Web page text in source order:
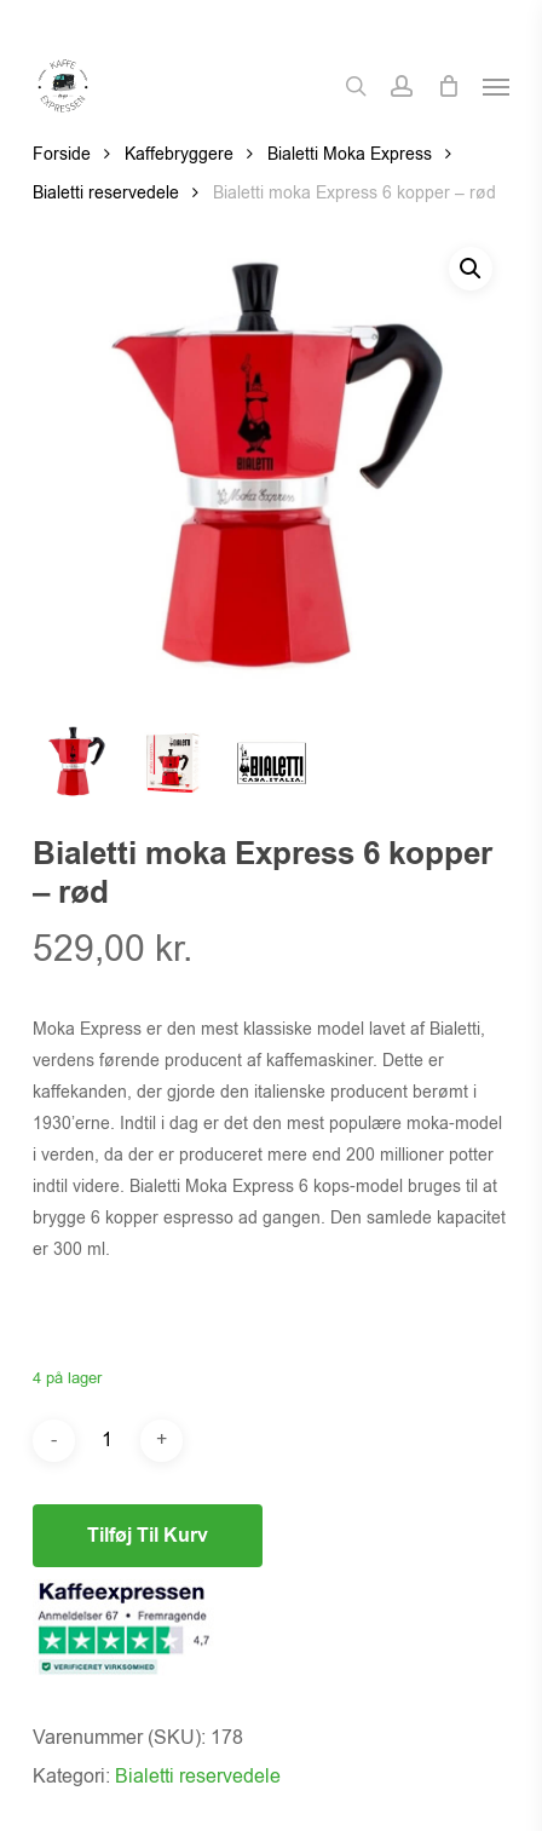
content
searchaccount
Menu
Forside Kaffebryggere
Bialetti Moka Express
Bialetti reservedele
Bialetti moka Express 6 kopper – rød
Bialetti moka Express 6 kopper
– rød
529,00 kr.
Moka Express er den mest klassiske model lavet af Bialetti,
verdens førende producent af kaffemaskiner. Dette er
kaffekanden, der gjorde den italienske producent berømt i
1930’erne. Indtil i dag er det den mest populære moka-model
i verden, da der er produceret mere end 200 millioner potter
indtil videre. Bialetti Moka Express 6 kops-model bruges til at
brygge 6 kopper espresso ad gangen. Den samlede kapacitet
er 300 ml.
4 på lager
Tilføj Til Kurv
Varenummer (SKU): 178
Kategori: Bialetti reservedele